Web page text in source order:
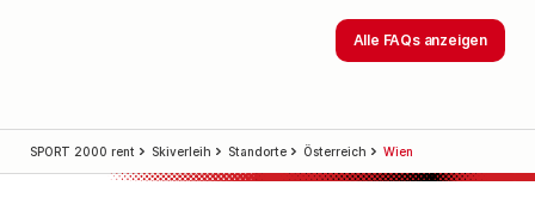
Alle FAQs anzeigen
SPORT 2000 rent Skiverleih Standorte Österreich Wien